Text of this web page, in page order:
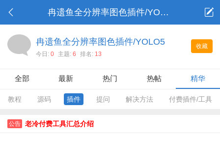
冉遗鱼全分辨率图色插件/YOLO5
收藏
冉遗鱼全分辨率图色插件/YOLO5
今日: 0 主题: 6 排名: 13
全部 最新 热门 热帖 精华
教程 源码 插件 提问 解决方法 付费插件/工具
公告 老冷付费工具汇总介绍